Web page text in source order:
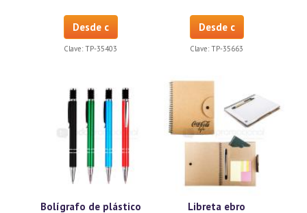
Desde c
Clave: TP-35403
Desde c
Clave: TP-35663
Bolígrafo de plástico
Libreta ebro